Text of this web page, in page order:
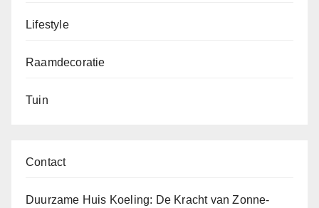
Lifestyle
Raamdecoratie
Tuin
Contact
Duurzame Huis Koeling: De Kracht van Zonne-